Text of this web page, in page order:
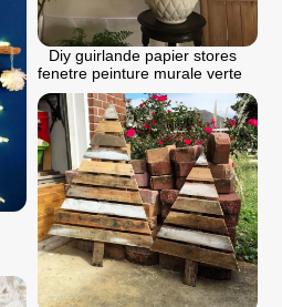
Diy guirlande papier stores
fenetre peinture murale verte